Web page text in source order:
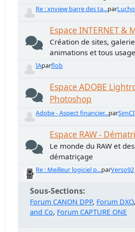
Re : xnview barre des ta...par
Espace INTERNET &
Création de sites,
animations et tous
IAparflob
Espace ADOBE
Photoshop
Adobe - Aspect financier...parSimCI
Espace RAW -
Le monde du RAW et
dématriçage
Re : Meilleur logiciel p...parVerso92
Sous-Sections
Forum CANON DPP Forum DXO
and Co Forum CAPTURE ONE